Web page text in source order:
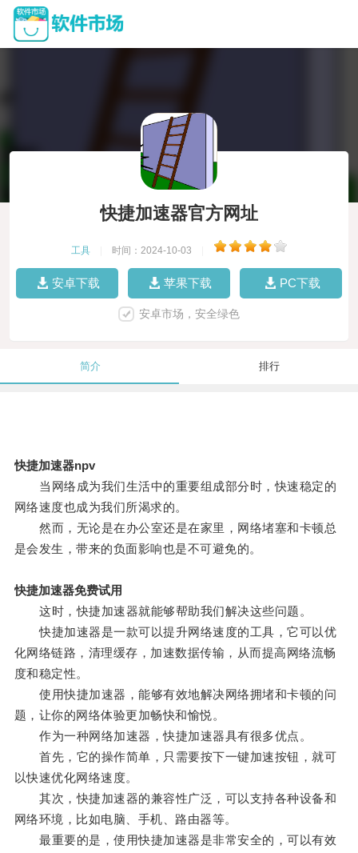
快捷加速器官方网址
工具 时间：2024-10-03
安卓下载 苹果下载 PC下载
安卓市场，安全绿色
简介 排行
快捷加速器npv
当网络成为我们生活中的重要组成部分时，快速稳定的
网络速度也成为我们所渴求的。
然而，无论是在办公室还是在家里，网络堵塞和卡顿总
是会发生，带来的负面影响也是不可避免的。
快捷加速器免费试用
这时，快捷加速器就能够帮助我们解决这些问题。
快捷加速器是一款可以提升网络速度的工具，它可以优
化网络链路，清理缓存，加速数据传输，从而提高网络流畅
度和稳定性。
使用快捷加速器，能够有效地解决网络拥堵和卡顿的问
题，让你的网络体验更加畅快和愉悦。
作为一种网络加速器，快捷加速器具有很多优点。
首先，它的操作简单，只需要按下一键加速按钮，就可
以快速优化网络速度。
其次，快捷加速器的兼容性广泛，可以支持各种设备和
网络环境，比如电脑、手机、路由器等。
最重要的是，使用快捷加速器是非常安全的，可以有效